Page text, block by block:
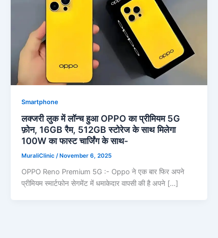
Smartphone
लक्जरी लुक में लॉन्च हुआ OPPO का प्रीमियम 5G
फ़ोन, 16GB रैम, 512GB स्टोरेज के साथ मिलेगा
100W का फास्ट चार्जिंग के साथ-
MuraliClinic/ November 6, 2025
OPPO Reno Premium 5G :- Oppo ने एक बार फिर अपने
प्रीमियम स्मार्टफोन सेगमेंट में धमाकेदार वापसी की है अपने […]